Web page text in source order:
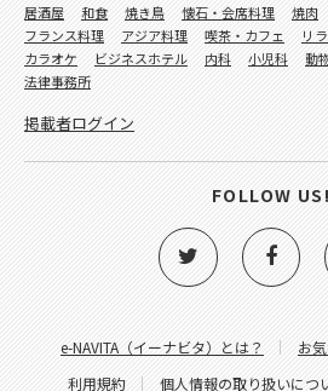
e-NAVITA（イーナビタ）とは？ お
利用規約
個人情報の取り扱いにつ
居酒屋 和食 焼き鳥 懐石・会席料理 焼肉
フランス料理
アジア料理 喫茶・カフェ リ
カラオケ
ビジネスホテル 内科 小児科 動
法律事務所
掲載者ログイン
FOLLOW US!